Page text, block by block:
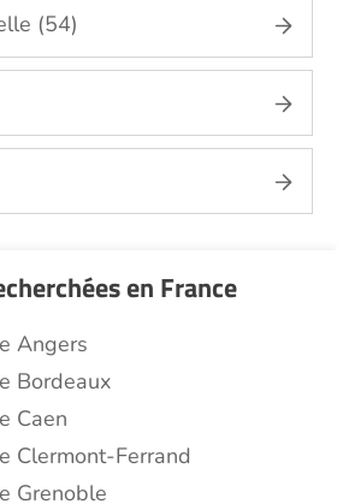
Bas-Rhin (67)
rendez-vous
Bas-Rhin (67)
de compagnie Bas-
Bas-Rhin (67)
à domicile Bas-Rhin (67)
(54)
en France
Angers
Bordeaux
Caen
Clermont-Ferrand
Grenoble